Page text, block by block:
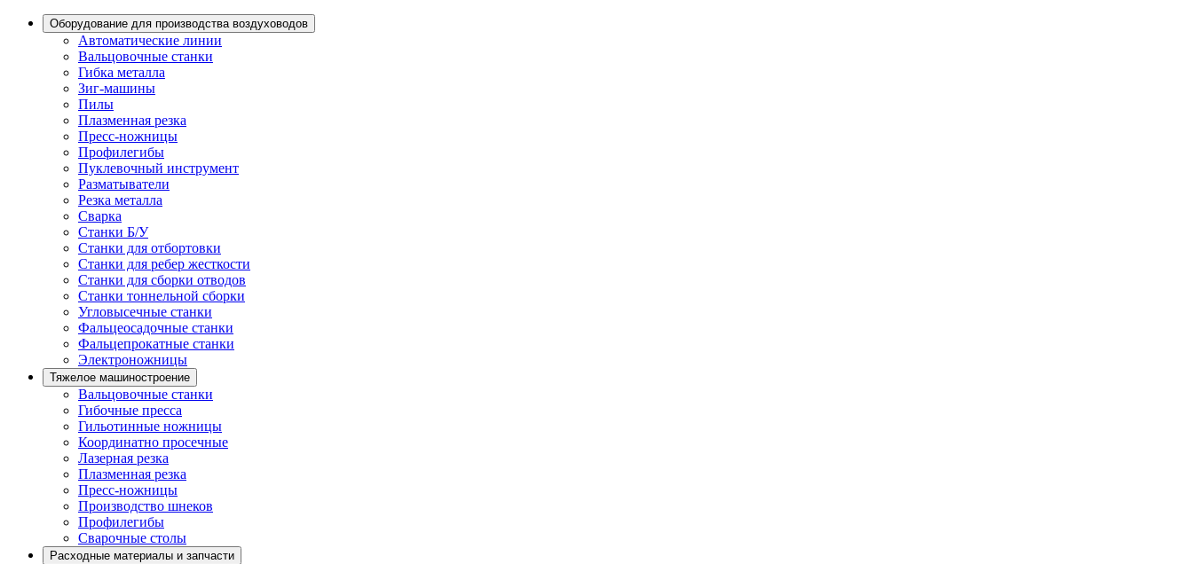
Оборудование для производства воздуховодов
Автоматические линии
Вальцовочные станки
Гибка металла
Зиг-машины
Пилы
Плазменная резка
Пресс-ножницы
Профилегибы
Пуклевочный инструмент
Разматыватели
Резка металла
Сварка
Станки Б/У
Станки для отбортовки
Станки для ребер жесткости
Станки для сборки отводов
Станки тоннельной сборки
Угловысечные станки
Фальцеосадочные станки
Фальцепрокатные станки
Электроножницы
Тяжелое машиностроение
Вальцовочные станки
Гибочные пресса
Гильотинные ножницы
Координатно просечные
Лазерная резка
Плазменная резка
Пресс-ножницы
Производство шнеков
Профилегибы
Сварочные столы
Расходные материалы и запчасти